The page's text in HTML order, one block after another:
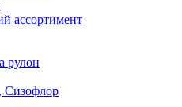
ассортимент
рулон
Сизофлор